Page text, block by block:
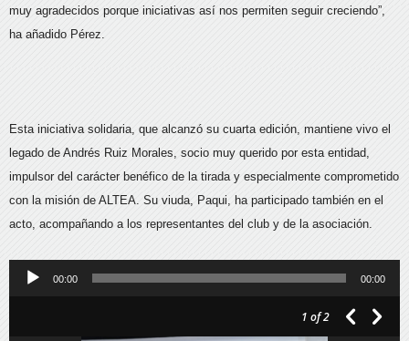
muy agradecidos porque iniciativas así nos permiten seguir creciendo”,
ha añadido Pérez.
Esta iniciativa solidaria, que alcanzó su cuarta edición, mantiene vivo el
legado de Andrés Ruiz Morales, socio muy querido por esta entidad,
impulsor del carácter benéfico de la tirada y especialmente comprometido
con la misión de ALTEA. Su viuda, Paqui, ha participado también en el
acto, acompañando a los representantes del club y de la asociación.
Reproductor
00:00 00:00
1 of 2